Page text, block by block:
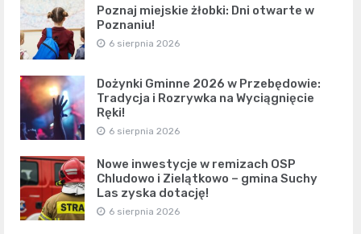
Poznaj miejskie żłobki: Dni otwarte w
Poznaniu!
6 sierpnia 2026
Dożynki Gminne 2026 w Przebędowie:
Tradycja i Rozrywka na Wyciągnięcie
Ręki!
6 sierpnia 2026
Nowe inwestycje w remizach OSP
Chludowo i Zielątkowo – gmina Suchy
Las zyska dotację!
6 sierpnia 2026